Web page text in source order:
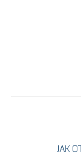
JAK